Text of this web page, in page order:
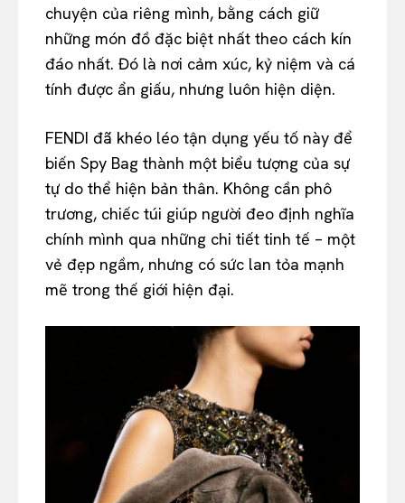
chuyện của riêng mình, bằng cách giữ
những món đồ đặc biệt nhất theo cách kín
đáo nhất. Đó là nơi cảm xúc, kỷ niệm và cá
tính được ẩn giấu, nhưng luôn hiện diện.
FENDI đã khéo léo tận dụng yếu tố này để
biến Spy Bag thành một biểu tượng của sự
tự do thể hiện bản thân. Không cần phô
trương, chiếc túi giúp người đeo định nghĩa
chính mình qua những chi tiết tinh tế – một
vẻ đẹp ngầm, nhưng có sức lan tỏa mạnh
mẽ trong thế giới hiện đại.